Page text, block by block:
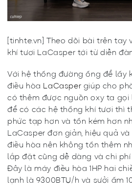
[tinhte.vn] Theo dõi bài trên tay
khí tươi LaCasper tới từ diễn
Với hệ thống đường ống để lấy
điều hòa LaCasper giúp cho
có thêm được nguồn oxy ta gọi
để có các hệ thống khí tươi thì
phức tạp hơn và tốn kém hơn
LaCasper đơn giản, hiệu quả
điều hòa nên không tốn thêm
lắp đặt cũng dễ dàng và chi phí
Đây là máy điều hòa 1HP hai
lạnh là 9300BTU/h và sưởi ấm